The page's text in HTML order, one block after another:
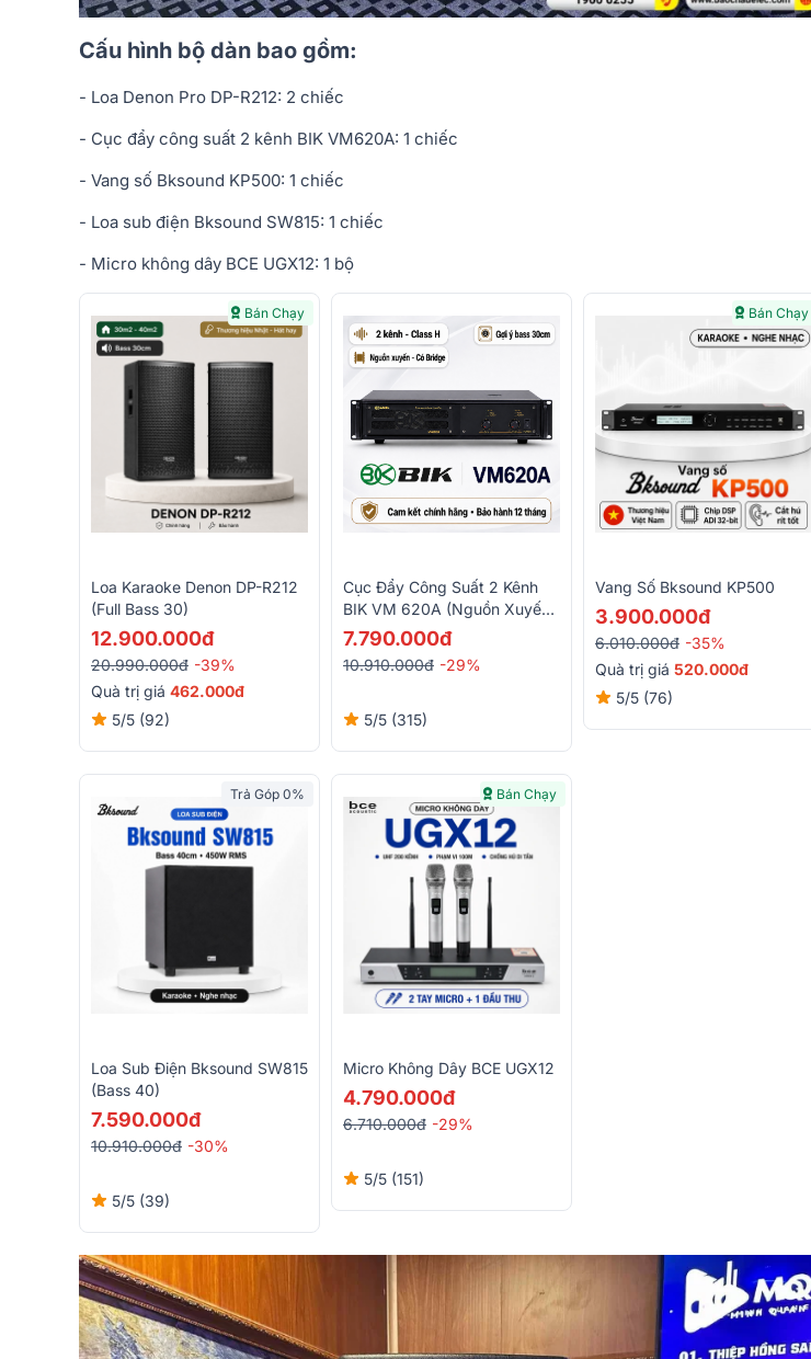
Cấu hình bộ dàn bao gồm:
- Loa Denon Pro DP-R212: 2 chiếc
- Cục đẩy công suất 2 kênh BIK VM620A: 1 chiếc
- Vang số Bksound KP500: 1 chiếc
- Loa sub điện Bksound SW815: 1 chiếc
- Micro không dây BCE UGX12: 1 bộ
Bán Chạy
Loa Karaoke Denon DP-R212
(Full Bass 30)
12.900.000đ
20.990.000đ -39%
Quà trị giá 462.000đ
5/5 (92)
Cục Đẩy Công Suất 2 Kênh
BIK VM 620A (Nguồn Xuyến,
Class H, 600W)
7.790.000đ
10.910.000đ -29%
5/5 (315)
Bán Chạy
Vang Số Bksound KP500
3.900.000đ
6.010.000đ -35%
Quà trị giá 520.000đ
5/5 (76)
Trả Góp 0%
Loa Sub Điện Bksound SW815
(bass 40)
7.590.000đ
10.910.000đ -30%
5/5 (39)
Bán Chạy
Micro Không Dây BCE UGX12
4.790.000đ
6.710.000đ -29%
5/5 (151)